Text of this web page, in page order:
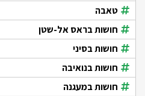
טאבה
חושות בראס אל-שטן
חושות בסיני
חושות בנואיבה
חושות במעגנה